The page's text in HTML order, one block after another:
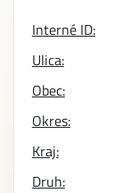
Interné ID:
Ulica:
Obec:
Okres:
Kraj:
Druh: